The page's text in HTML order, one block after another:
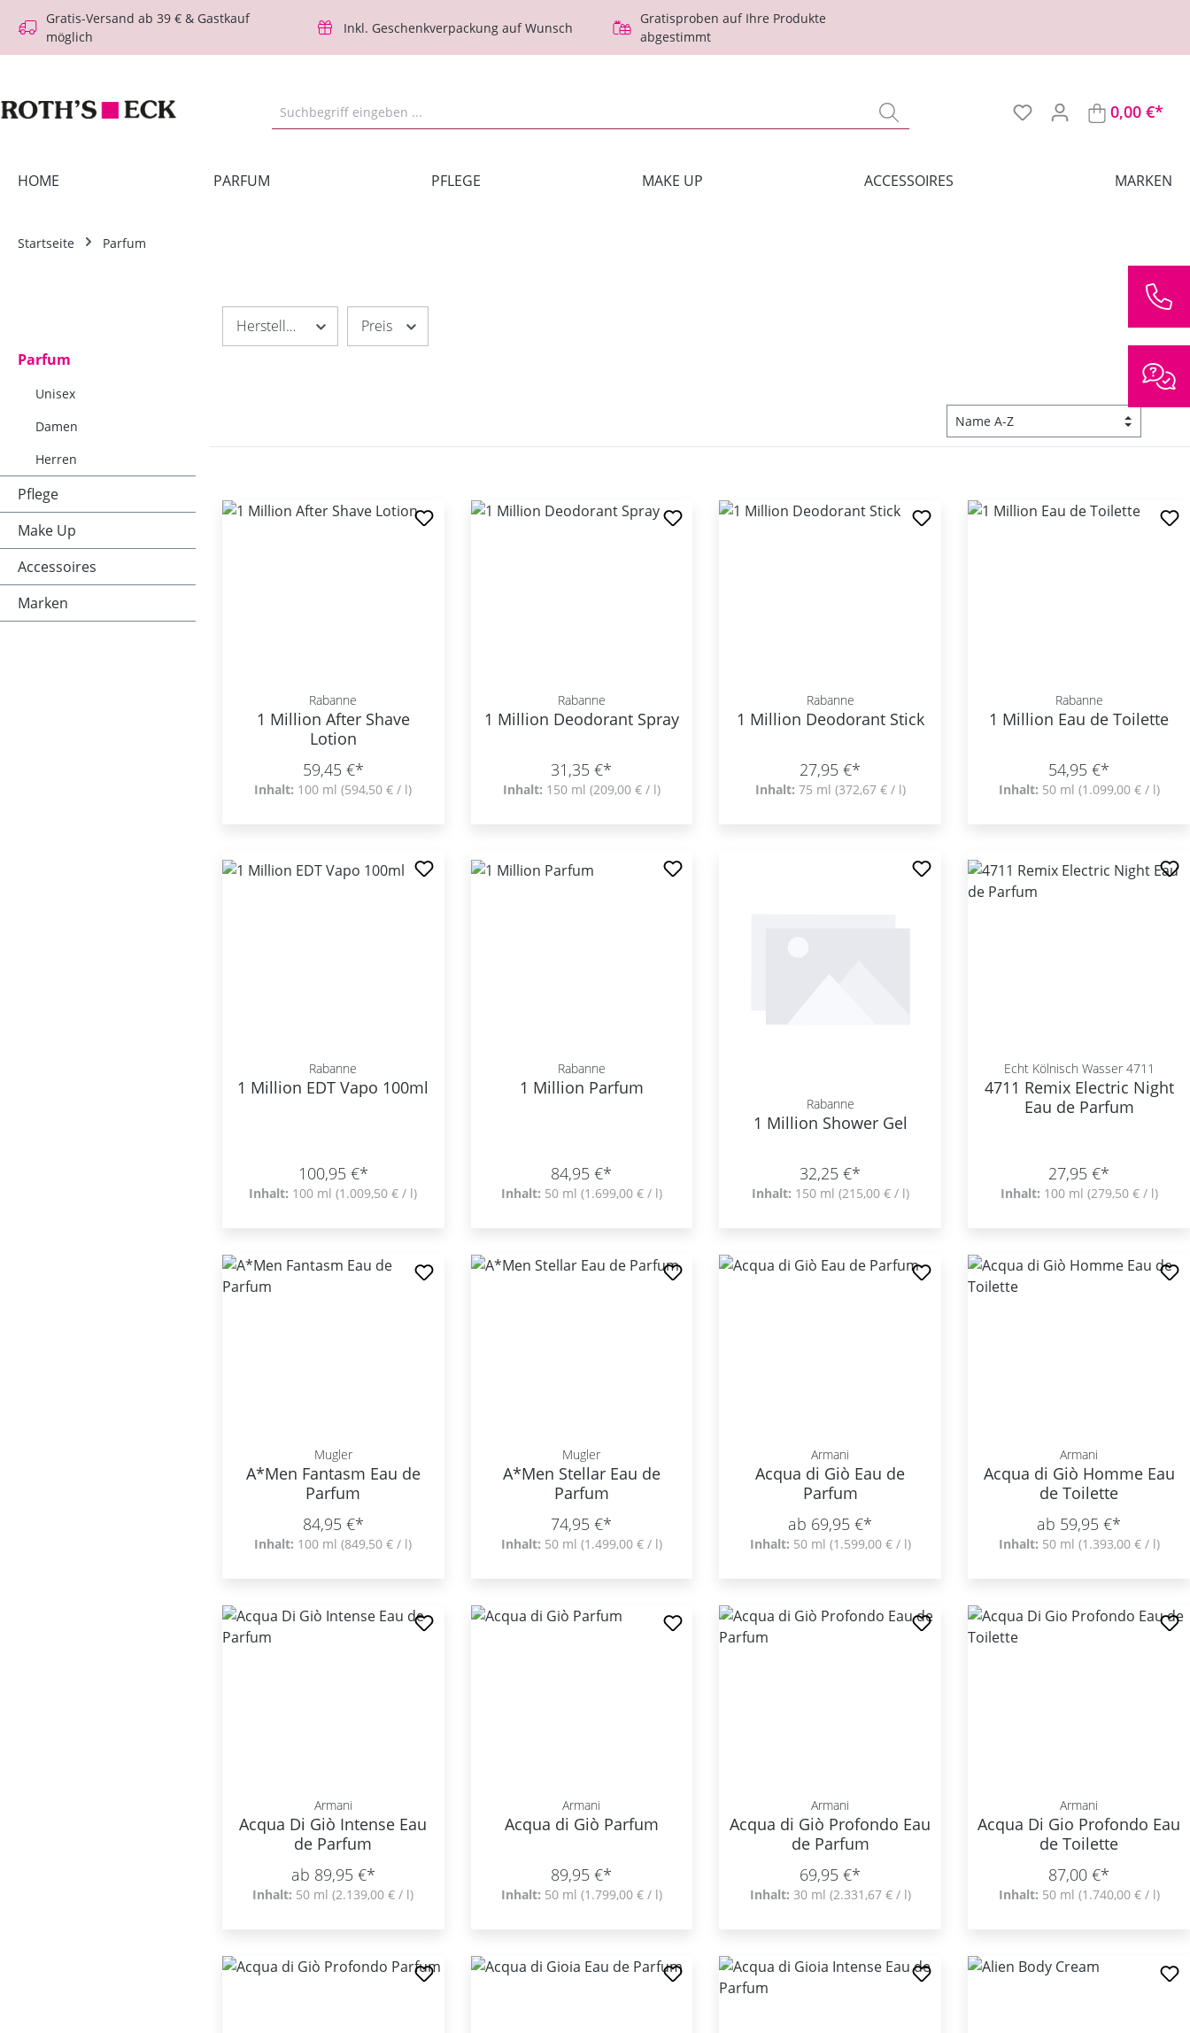
Hauptinhalt springen
Zur Suche springen
Zur Hauptnavigation springen
Gratis-Versand ab 39 € & Gastkauf
möglich
Inkl. Geschenkverpackung auf Wunsch
Gratisproben auf Ihre Produkte
abgestimmt
0,00 €*
HOME PARFUM PFLEGE MAKE UP ACCESSOIRES MARKEN
Startseite Parfum
Parfum
Unisex
Damen
Herren
Pflege
Make Up
Accessoires
Marken
Hersteller Preis
Rabanne
1 Million After Shave
Lotion
59,45 €*
Inhalt: 100 ml(594,50 € / l)
Rabanne
1 Million Deodorant Spray
31,35 €*
Inhalt: 150 ml (209,00 € / l)
Rabanne
1 Million Deodorant Stick
27,95 €*
Inhalt: 75 ml (372,67 € / l)
Rabanne
1 Million Eau de Toilette
54,95 €*
Inhalt: 50 ml (1.099,00 € / l)
Rabanne
1 Million EDT Vapo 100ml
100,95 €*
Inhalt: 100 ml(1.009,50 € / l)
Rabanne
1 Million Parfum
84,95 €*
Inhalt: 50 ml (1.699,00 € / l)
Rabanne
1 Million Shower Gel
32,25 €*
Inhalt: 150 ml (215,00 € / l)
Echt Kölnisch Wasser 4711
4711 Remix Electric Night
Eau de Parfum
27,95 €*
Inhalt: 100 ml (279,50 € / l)
Mugler
A*Men Fantasm Eau de
Parfum
84,95 €*
Inhalt: 100 ml(849,50 € / l)
Mugler
A*Men Stellar Eau de
Parfum
74,95 €*
Inhalt: 50 ml (1.499,00 € / l)
Armani
Acqua di Giò Eau de
Parfum
ab 69,95 €*
Inhalt: 50 ml (1.599,00 € / l)
Armani
Acqua di Giò Homme Eau
de Toilette
ab 59,95 €*
Inhalt: 50 ml (1.393,00 € / l)
Armani
Acqua Di Giò Intense Eau
de Parfum
ab 89,95 €*
Inhalt: 50 ml(2.139,00 € / l)
Armani
Acqua di Giò Parfum
89,95 €*
Inhalt: 50 ml (1.799,00 € / l)
Armani
Acqua di Giò Profondo Eau
de Parfum
69,95 €*
Inhalt: 30 ml (2.331,67 € / l)
Armani
Acqua Di Gio Profondo Eau
de Toilette
87,00 €*
Inhalt: 50 ml (1.740,00 € / l)